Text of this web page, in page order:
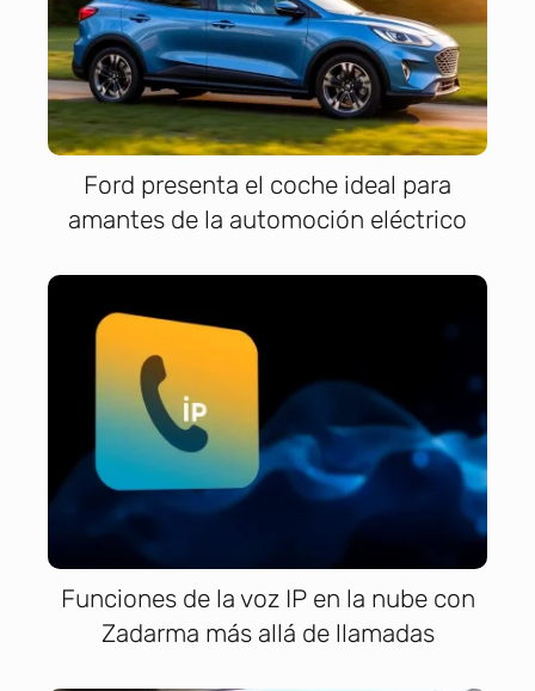
Ford presenta el coche ideal para
amantes de la automoción eléctrico
Funciones de la voz IP en la nube con
Zadarma más allá de llamadas